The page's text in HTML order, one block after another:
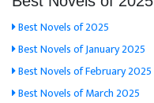
Best Novels of 2025
Best Novels of January 2025
Best Novels of February 2025
Best Novels of March 2025